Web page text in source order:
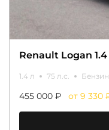
Renault Logan 1.4
1.4 л 75 л.с. Бензин
455 000 ₽ от 9 330